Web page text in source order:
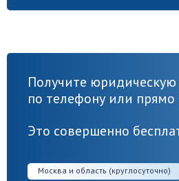
Получите
по телефону или прямо
Это совершенно
Москва и область (круглосуточно)